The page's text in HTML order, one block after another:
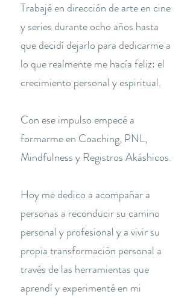
Trabajé en dirección de arte en cine
y series durante ocho años hasta
que decidí dejarlo para dedicarme a
lo que realmente me hacía feliz: el
crecimiento personal y espiritual.
Con ese impulso empecé a
formarme en Coaching, PNL,
Mindfulness y Registros Akáshicos.
Hoy me dedico a acompañar a
personas a reconducir su camino
personal y profesional y a vivir su
propia transformación personal a
través de las herramientas que
aprendí y experimenté en mi